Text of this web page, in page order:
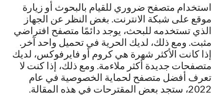
استخدام متصفح ضروري للقيام بالبحوث أو زيارة
موقع على شبكة الانترنت. بغض النظر عن الجهاز
الذي تستخدمه للبحث، يوجد دائمًا متصفح افتراضي
مثبت. ومع ذلك، لديك الحرية في تحميل واحد آخر.
إذا كانت الأكثر شهرة هي كروم أو فايرفوكس، لديك
متصفحات جديدة أكثر ملاءمة. ومع ذلك، إذا كنت لا
تعرف أفضل متصفح لحماية الخصوصية في عام
2022، ستجد بعض المقترحات في هذه المقالة.